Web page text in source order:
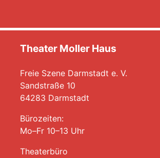
Theater Moller Haus
Freie Szene Darmstadt e. V.
Sandstraße 10
64283 Darmstadt
Bürozeiten:
Mo–Fr 10–13 Uhr
Theaterbüro